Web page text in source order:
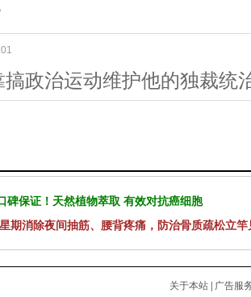
政治运动维护他的独裁统
碑保证！天然植物萃取 有效对抗癌细胞
期消除夜间抽筋、腰背疼痛，防治骨质疏松立竿
关于本站
广告服